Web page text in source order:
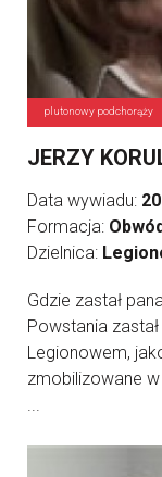
plutonowy podchorąży
JERZY
Data wywiadu:
Formacja:
Dzielnica:
Gdzie zastał
Powstania
Legionowem,
zmobilizowane
...